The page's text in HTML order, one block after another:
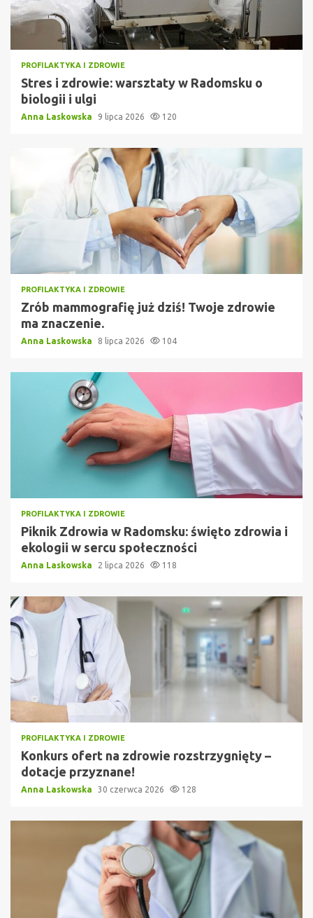
PROFILAKTYKA I ZDROWIE
Stres i zdrowie: warsztaty w Radomsku o
biologii i ulgi
Anna Laskowska 9 lipca 2026 120
PROFILAKTYKA I ZDROWIE
Zrób mammografię już dziś! Twoje zdrowie
ma znaczenie.
Anna Laskowska 8 lipca 2026 104
PROFILAKTYKA I ZDROWIE
Piknik Zdrowia w Radomsku: święto zdrowia i
ekologii w sercu społeczności
Anna Laskowska 2 lipca 2026 118
PROFILAKTYKA I ZDROWIE
Konkurs ofert na zdrowie rozstrzygnięty –
dotacje przyznane!
Anna Laskowska 30 czerwca 2026 128